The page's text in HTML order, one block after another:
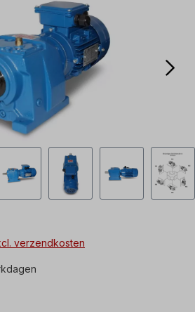
verzendkosten